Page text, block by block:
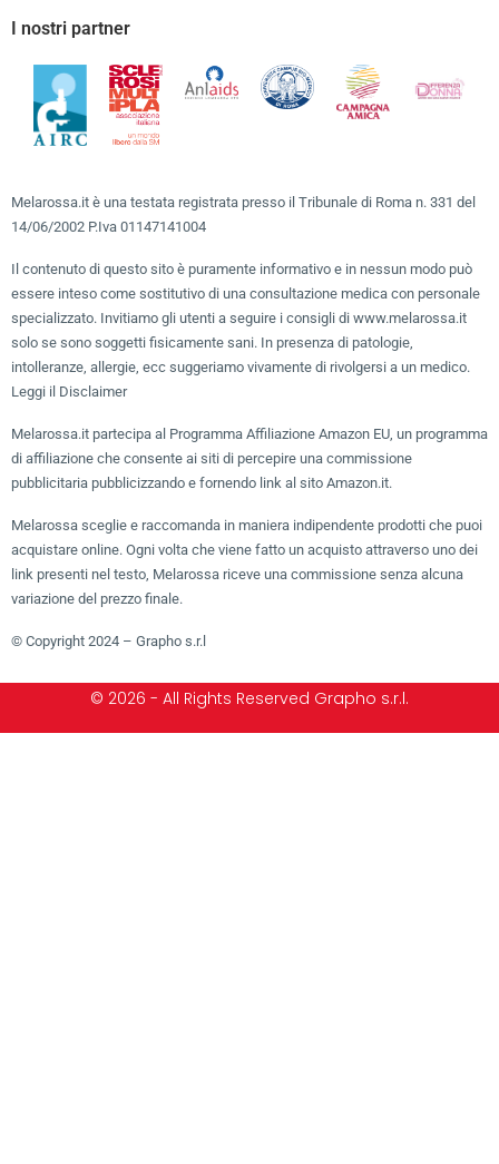
I nostri partner
Melarossa.it è una testata registrata presso il Tribunale di Roma n. 331 del
14/06/2002 P.Iva 01147141004
Il contenuto di questo sito è puramente informativo e in nessun modo può
essere inteso come sostitutivo di una consultazione medica con personale
specializzato. Invitiamo gli utenti a seguire i consigli di www.melarossa.it
solo se sono soggetti fisicamente sani. In presenza di patologie,
intolleranze, allergie, ecc suggeriamo vivamente di rivolgersi a un medico.
Leggi il Disclaimer
Melarossa.it partecipa al Programma Affiliazione Amazon EU, un programma
di affiliazione che consente ai siti di percepire una commissione
pubblicitaria pubblicizzando e fornendo link al sito Amazon.it.
Melarossa sceglie e raccomanda in maniera indipendente prodotti che puoi
acquistare online. Ogni volta che viene fatto un acquisto attraverso uno dei
link presenti nel testo, Melarossa riceve una commissione senza alcuna
variazione del prezzo finale.
© Copyright 2024 – Grapho s.r.l
© 2026 - All Rights Reserved Grapho s.r.l.